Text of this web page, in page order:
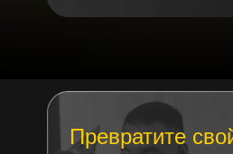
Превратите